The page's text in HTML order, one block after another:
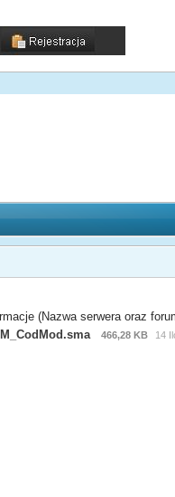
(Nazwa serwera oraz
466,28 KB 14